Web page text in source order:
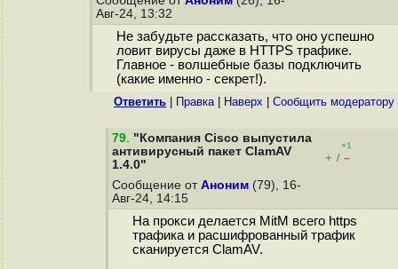
Авг-24, 13:32
Не забудьте рассказать, что оно успешно
ловит вирусы даже в HTTPS трафике.
Главное - волшебные базы подключить
(какие именно - секрет!).
Ответить Правка| Наверх Cообщить модератору
79. "Компания Cisco выпустила
антивирусный пакет ClamAV
1.4.0"
+1
+ / –
Сообщение от Аноним (79), 16-
Авг-24, 14:15
На прокси делается MitM всего https
трафика и расшифрованный трафик
сканируется ClamAV.